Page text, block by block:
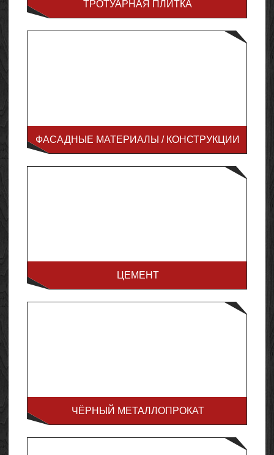
ТРОТУАРНАЯ ПЛИТКА
ФАСАДНЫЕ МАТЕРИАЛЫ / КОНСТРУКЦИИ
ЦЕМЕНТ
ЧЁРНЫЙ МЕТАЛЛОПРОКАТ